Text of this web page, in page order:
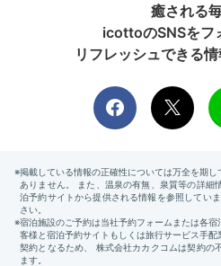
カスタマイズが楽し
自分だけの朝食
癒される
icottoのSNSをフ
リフレッシュできる